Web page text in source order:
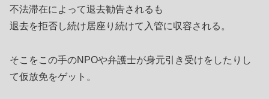
不法滞在によって退去勧告されるも
退去を拒否し続け居座り続けて入管に収容される。
そこをこの手のNPOや弁護士が身元引き受けをしたりし
て仮放免をゲット。